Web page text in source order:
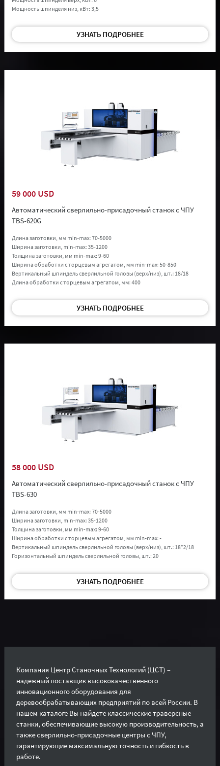
Мощность шпинделя низ, кВт: 3,5
УЗНАТЬ ПОДРОБНЕЕ
59 000 USD
Автоматический сверлильно-присадочный станок с ЧПУ
TBS-620G
Длина заготовки, мм min-max: 70-5000
Ширина заготовки, min-max: 35-1200
Толщина заготовки, мм min-max: 9-60
Ширина обработки с торцевым агрегатом, мм min-max: 50-850
Вертикальный шпиндель сверлильной головы (верх/низ), шт.: 18/18
Длина обработки с торцевым агрегатом, мм: 400
УЗНАТЬ ПОДРОБНЕЕ
58 000 USD
Автоматический сверлильно-присадочный станок с ЧПУ
TBS-630
Длина заготовки, мм min-max: 70-5000
Ширина заготовки, min-max: 35-1200
Толщина заготовки, мм min-max: 9-60
Ширина обработки с торцевым агрегатом, мм min-max: -
Вертикальный шпиндель сверлильной головы (верх/низ), шт.: 18*2/18
Горизонтальный шпиндель сверлильной головы, шт.: 20
УЗНАТЬ ПОДРОБНЕЕ
Компания Центр Станочных Технологий (ЦСТ) –
надежный поставщик высококачественного
инновационного оборудования для
деревообрабатывающих предприятий по всей России. В
нашем каталоге Вы найдете классические траверсные
станки, обеспечивающие высокую производительность, а
также сверлильно-присадочные центры с ЧПУ,
гарантирующие максимальную точность и гибкость в
работе.